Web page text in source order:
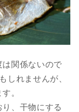
関係ないので
しれませんが、
。
、干物にする